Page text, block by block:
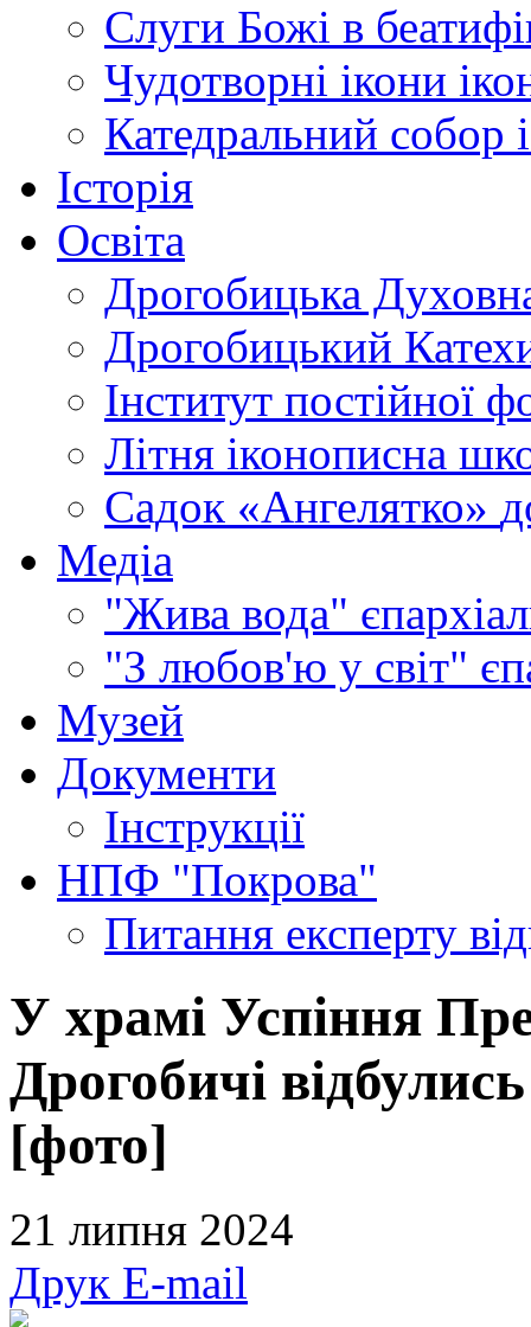
Слуги Божі в
Чудотворні ікони
Катедральний собор
Історія
Освіта
Дрогобицька
Дрогобицький
Інститут постійної
Літня іконописна
Садок «Ангелятко»
Медіа
"Жива вода"
"З любов'ю у світ"
Музей
Документи
Інструкції
НПФ "Покрова"
Питання експерту
У храмі Успіння
Дрогобичі
[фото]
21 липня 2024
Друк E-mail